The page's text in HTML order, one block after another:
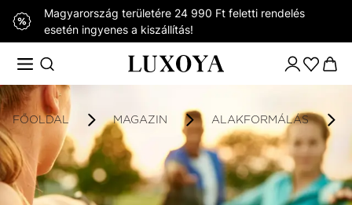
Magyarország területére 24 990 Ft feletti rendelés
esetén ingyenes a kiszállítás!
FŐOLDAL MAGAZIN ALAKFORMÁLÁS